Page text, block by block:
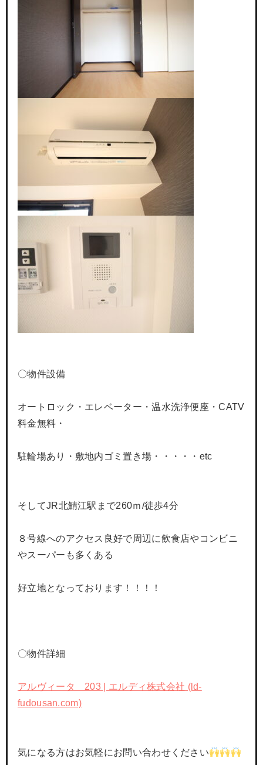
〇物件設備
オートロック・エレベーター・温水洗浄便座・CATV
料金無料・
駐輪場あり・敷地内ゴミ置き場・・・・・etc
そしてJR北鯖江駅まで260ｍ/徒歩4分
８号線へのアクセス良好で周辺に飲食店やコンビニ
やスーパーも多くある
好立地となっております！！！！
〇物件詳細
アルヴィータ 203 | エルディ株式会社 (ld-
fudousan.com)
気になる方はお気軽にお問い合わせください